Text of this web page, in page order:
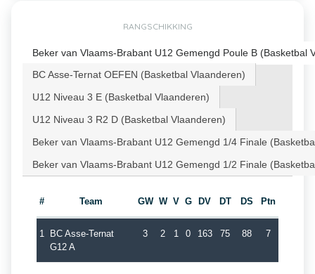
RANGSCHIKKING
Beker van Vlaams-Brabant U12 Gemengd Poule B (Basketbal
BC Asse-Ternat OEFEN (Basketbal Vlaanderen)
U12 Niveau 3 E (Basketbal Vlaanderen)
U12 Niveau 3 R2 D (Basketbal Vlaanderen)
Beker van Vlaams-Brabant U12 Gemengd 1/4 Finale
Beker van Vlaams-Brabant U12 Gemengd 1/2 Finale
# Team GW W V G DV DT DS Ptn
1
BC Asse-Ternat
G12 A
3 2 1 0 163 75 88 7